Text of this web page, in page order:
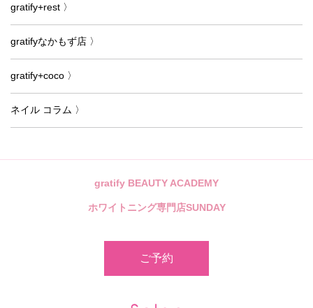
gratify+rest 〉
gratifyなかもず店 〉
gratify+coco 〉
ネイル コラム 〉
gratify BEAUTY ACADEMY
ホワイトニング専門店SUNDAY
ご予約